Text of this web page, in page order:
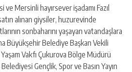
Mersinli hayırsever işadamı Fazıl
alınan giysiler, huzurevinde
sonbaharını yaşayan vatandaşlara
Büyükşehir Belediye Başkan Vekili
Vakfı Çukurova Bölge Müdürü
Gençlik, Spor ve Basın Yayın